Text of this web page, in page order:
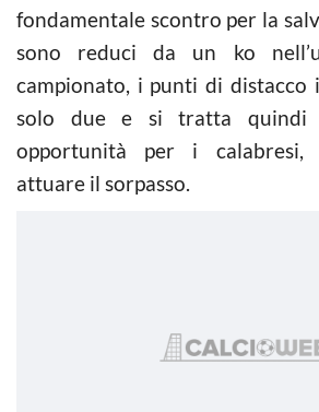
fondamentale scontro per la
sono reduci da un ko
campionato, i punti di distacco
solo due e si tratta quindi
opportunità per i calabresi,
attuare il sorpasso.